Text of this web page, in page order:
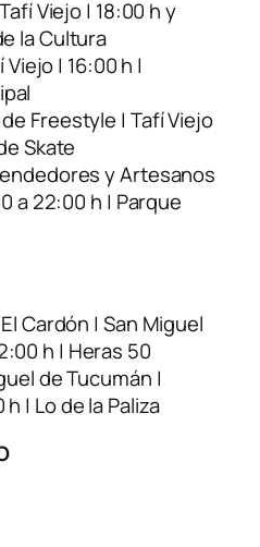
Viejo | 18:00 h y
la Cultura
| 16:00 h |
Freestyle | Tafí Viejo
Skate
y Artesanos
a 22:00 h | Parque
Cardón | San Miguel
h | Heras 50
de Tucumán |
| Lo de la Paliza